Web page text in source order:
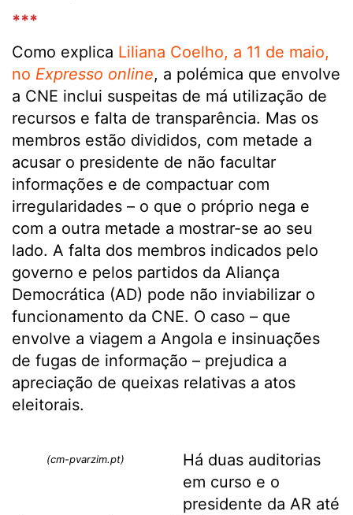
***
Como explica Liliana Coelho, a 11 de maio,
no Expresso online, a polémica que envolve
a CNE inclui suspeitas de má utilização de
recursos e falta de transparência. Mas os
membros estão divididos, com metade a
acusar o presidente de não facultar
informações e de compactuar com
irregularidades – o que o próprio nega e
com a outra metade a mostrar-se ao seu
lado. A falta dos membros indicados pelo
governo e pelos partidos da Aliança
Democrática (AD) pode não inviabilizar o
funcionamento da CNE. O caso – que
envolve a viagem a Angola e insinuações
de fugas de informação – prejudica a
apreciação de queixas relativas a atos
eleitorais.
(cm-pvarzim.pt)
Há duas auditorias
em curso e o
presidente da AR até